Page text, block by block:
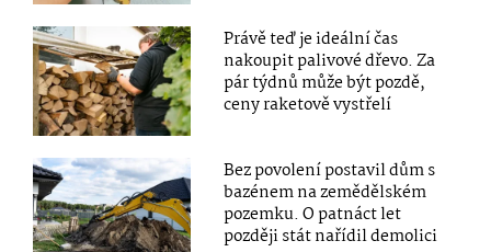
Právě teď je ideální čas
nakoupit palivové dřevo. Za
pár týdnů může být pozdě,
ceny raketově vystřelí
Bez povolení postavil dům s
bazénem na zemědělském
pozemku. O patnáct let
později stát nařídil demolici